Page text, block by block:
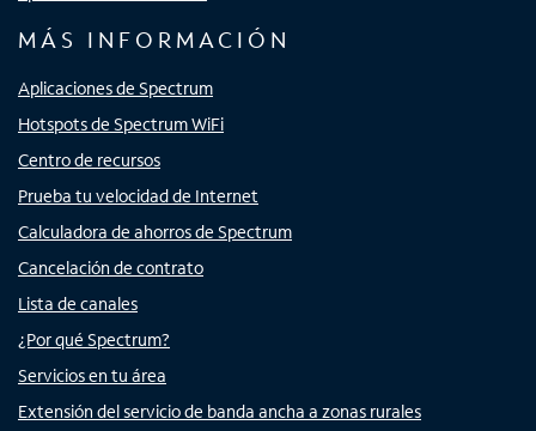
MÁS INFORMACIÓN
Aplicaciones de Spectrum
Hotspots de Spectrum WiFi
Centro de recursos
Prueba tu velocidad de Internet
Calculadora de ahorros de Spectrum
Cancelación de contrato
Lista de canales
¿Por qué Spectrum?
Servicios en tu área
Extensión del servicio de banda ancha a zonas rurales